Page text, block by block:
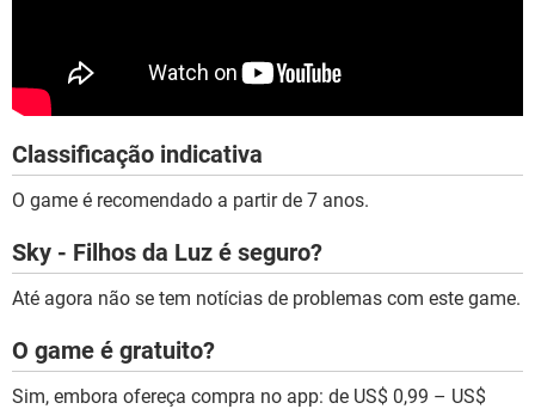
Classificação indicativa
O game é recomendado a partir de 7 anos.
Sky - Filhos da Luz é seguro?
Até agora não se tem notícias de problemas com este game.
O game é gratuito?
Sim, embora ofereça compra no app: de US$ 0,99 – US$